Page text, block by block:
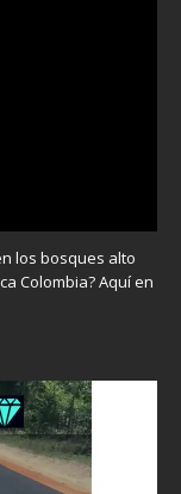
los bosques alto
Colombia? Aquí en